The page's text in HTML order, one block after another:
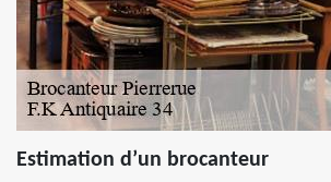
Estimation d’un brocanteur